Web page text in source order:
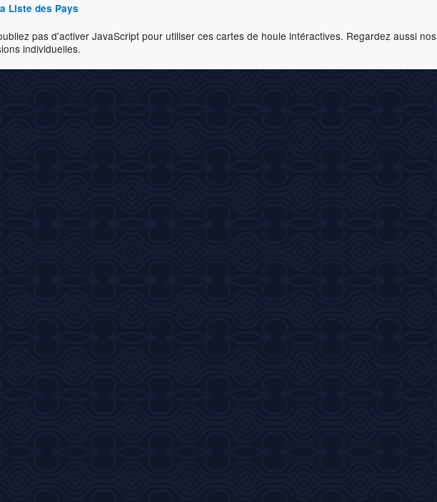
Liste des Pays
pas d'activer JavaScript pour utiliser ces cartes de houle intéractives. Regardez aussi nos
individuelles.